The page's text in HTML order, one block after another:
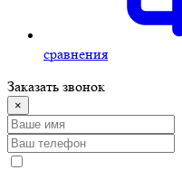
сравнения
Заказать звонок
×